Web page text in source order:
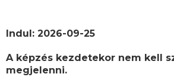
Indul: 2026-09-25
A képzés kezdetekor nem kell
megjelenni.